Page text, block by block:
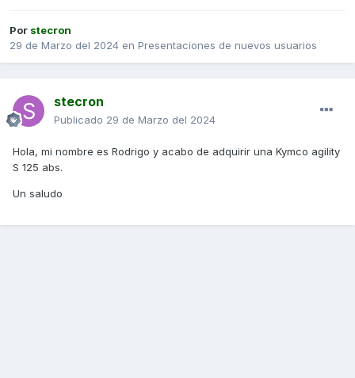
Por stecron
29 de Marzo del 2024 en Presentaciones de nuevos usuarios
stecron
Publicado 29 de Marzo del 2024
Hola, mi nombre es Rodrigo y acabo de adquirir una Kymco agility
S 125 abs.
Un saludo